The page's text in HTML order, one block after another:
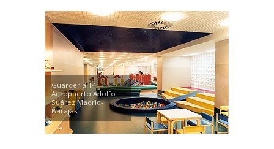
Guarderia T4 -
Aeropuerto Adolfo
Suárez Madrid-
Barajas